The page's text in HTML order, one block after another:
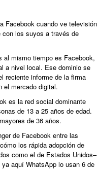
Facebook cuando ve televisión
los suyos a través de
al mismo tiempo es Facebook,
a nivel local. Ese dominio se
reciente informe de la firma
el mercado digital.
es la red social dominante
de 13 a 25 años de edad.
de 36 años.
de Facebook entre las
los rápida adopción de
como el de Estados Unidos–
aquí WhatsApp lo usan 6 de